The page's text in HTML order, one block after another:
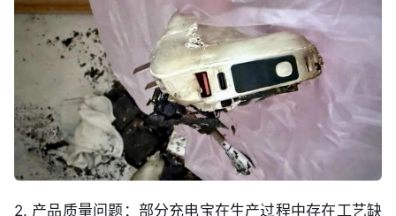
2. 产品质量问题：部分充电宝在生产过程中存在工艺缺